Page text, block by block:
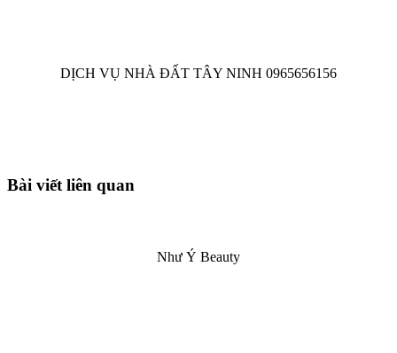
DỊCH VỤ NHÀ ĐẤT TÂY NINH 0965656156
Bài viết liên quan
Như Ý Beauty